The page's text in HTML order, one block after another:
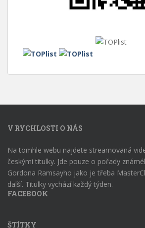
V RYCHLOSTI O NÁS
Na tomhle webu najdete streamovaná
českými titulky. Jde pouze o pořady
Gordona Ramsayho jako je třeba
další. Titulky vychází každý týden.
FACEBOOK
ŠTÍTKY